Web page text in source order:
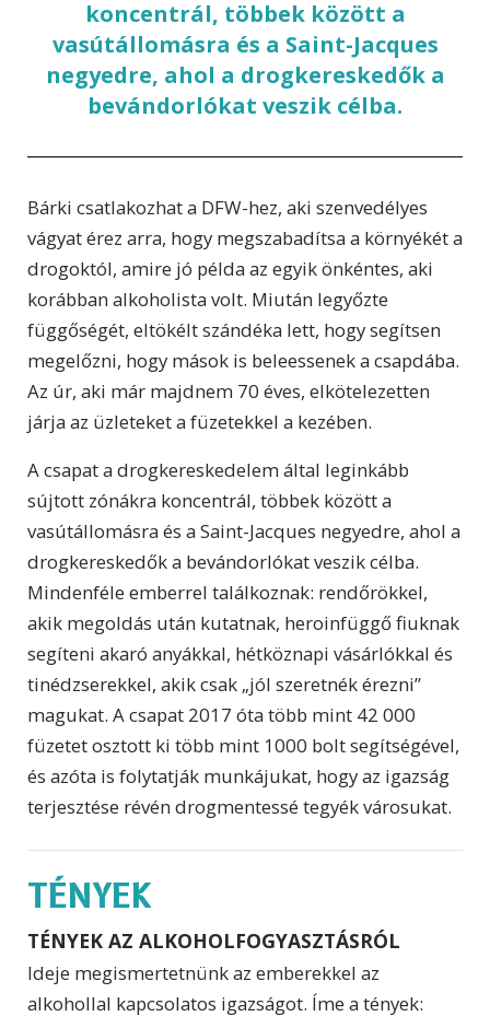
koncentrál, többek között a
vasútállomásra és a Saint-Jacques
negyedre, ahol a drogkereskedők a
bevándorlókat veszik célba.
Bárki csatlakozhat a DFW-hez, aki szenvedélyes
vágyat érez arra, hogy megszabadítsa a környékét a
drogoktól, amire jó példa az egyik önkéntes, aki
korábban alkoholista volt. Miután legyőzte
függőségét, eltökélt szándéka lett, hogy segítsen
megelőzni, hogy mások is beleessenek a csapdába.
Az úr, aki már majdnem 70 éves, elkötelezetten
járja az üzleteket a füzetekkel a kezében.
A csapat a drogkereskedelem által leginkább
sújtott zónákra koncentrál, többek között a
vasútállomásra és a Saint-Jacques negyedre, ahol a
drogkereskedők a bevándorlókat veszik célba.
Mindenféle emberrel találkoznak: rendőrökkel,
akik megoldás után kutatnak, heroinfüggő fiuknak
segíteni akaró anyákkal, hétköznapi vásárlókkal és
tinédzserekkel, akik csak „jól szeretnék érezni”
magukat. A csapat 2017 óta több mint 42 000
füzetet osztott ki több mint 1000 bolt segítségével,
és azóta is folytatják munkájukat, hogy az igazság
terjesztése révén drogmentessé tegyék városukat.
TÉNYEK
TÉNYEK AZ ALKOHOLFOGYASZTÁSRÓL
Ideje megismertetnünk az emberekkel az
alkohollal kapcsolatos igazságot. Íme a tények: